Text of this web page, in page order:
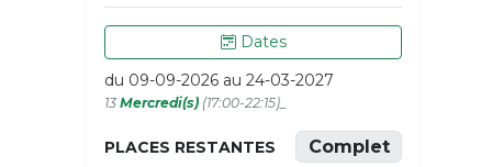
Dates
du 09-09-2026 au 24-03-2027
13 Mercredi(s) (17:00-22:15)_
PLACES RESTANTES Complet